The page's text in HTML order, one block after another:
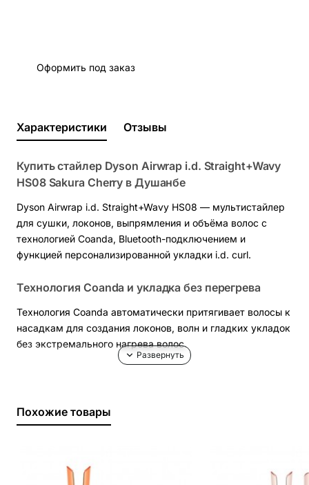
Оформить под заказ
Характеристики Отзывы
Купить стайлер Dyson Airwrap i.d. Straight+Wavy
HS08 Sakura Cherry в Душанбе
Dyson Airwrap i.d. Straight+Wavy HS08 — мультистайлер
для сушки, локонов, выпрямления и объёма волос с
технологией Coanda, Bluetooth-подключением и
функцией персонализированной укладки i.d. curl.
Технология Coanda и укладка без перегрева
Технология Coanda автоматически притягивает волосы к
насадкам для создания локонов, волн и гладких укладок
без экстремального нагрева волос.
создаёт персональный профиль волос и автоматически
Комплектация Straight+Wavy
Похожие товары